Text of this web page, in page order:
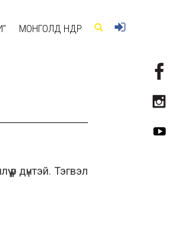
МОНГОЛД ӨНӨӨДӨР
дүнтэй. Тэгвэл